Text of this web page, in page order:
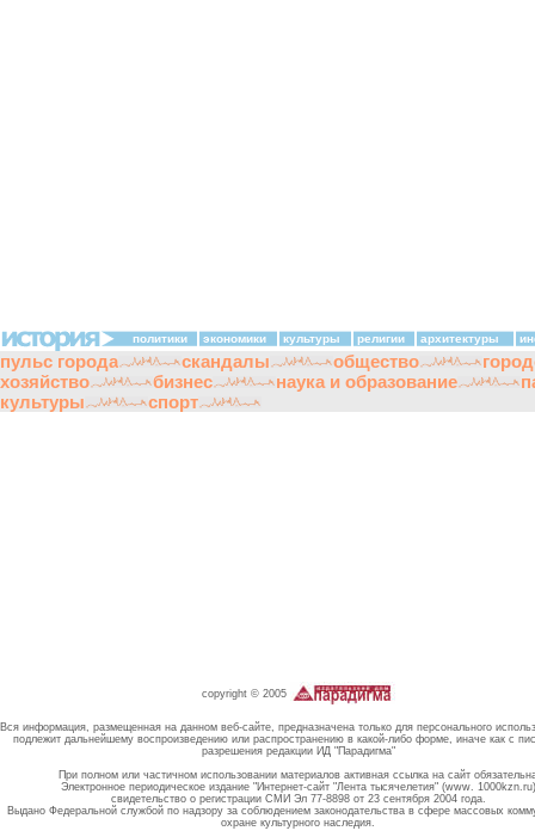
политики экономики культуры религии архитектуры
пульс города скандалы общество
хозяйство
бизнес наука и образование
культуры
спорт
copyright © 2005
Вся информация, размещенная на данном веб-сайте, предназначена только для персонального
подлежит дальнейшему воспроизведению или распространению в какой-либо форме, иначе как с
разрешения редакции ИД "Парадигма"
При полном или частичном использовании материалов активная ссылка на сайт
Электронное периодическое издание "Интернет-сайт "Лента тысячелетия" (www. 1000kzn.ru)
свидетельство о регистрации СМИ Эл 77-8898 от 23 сентября 2004 года.
Выдано Федеральной службой по надзору за соблюдением законодательства в сфере массовых
охране культурного наследия.